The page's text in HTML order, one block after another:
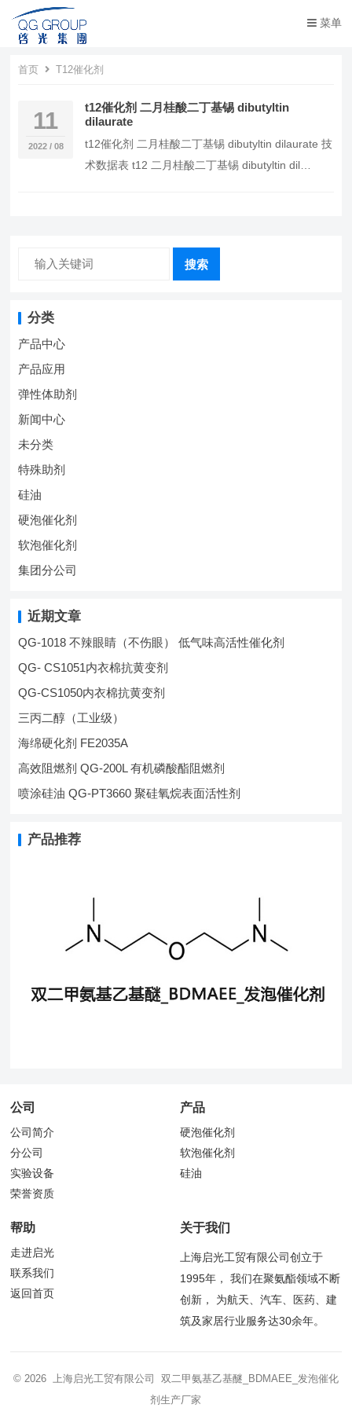
菜单
首页 T12催化剂
11
2022 / 08
t12催化剂 二月桂酸二丁基锡 dibutyltin
dilaurate
t12催化剂 二月桂酸二丁基锡 dibutyltin dilaurate 技
术数据表 t12 二月桂酸二丁基锡 dibutyltin dil…
搜索
分类
产品中心
产品应用
弹性体助剂
新闻中心
未分类
特殊助剂
硅油
硬泡催化剂
软泡催化剂
集团分公司
近期文章
QG-1018 不辣眼睛（不伤眼） 低气味高活性催化剂
QG- CS1051内衣棉抗黄变剂
QG-CS1050内衣棉抗黄变剂
三丙二醇（工业级）
海绵硬化剂 FE2035A
高效阻燃剂 QG-200L 有机磷酸酯阻燃剂
喷涂硅油 QG-PT3660 聚硅氧烷表面活性剂
产品推荐
公司
公司简介
分公司
实验设备
荣誉资质
产品
硬泡催化剂
软泡催化剂
硅油
帮助
走进启光
联系我们
返回首页
关于我们
上海启光工贸有限公司创立于
1995年， 我们在聚氨酯领域不断
创新， 为航天、汽车、医药、建
筑及家居行业服务达30余年。
© 2026 上海启光工贸有限公司 双二甲氨基乙基醚_BDMAEE_发泡催化
剂生产厂家